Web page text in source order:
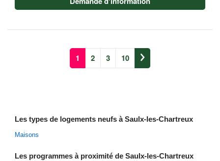
1 2 3 10
Les types de logements neufs à Saulx-les-Chartreux
Maisons
Les programmes à proximité de Saulx-les-Chartreux